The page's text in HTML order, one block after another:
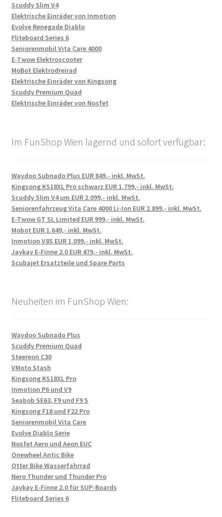
Scuddy Slim V4
Elektrische Einräder von Inmotion
Evolve Renegade Diablo
Fliteboard Series 6
Seniorenmobil Vita Care 4000
E-Twow Elektroscooter
MoBot Elektrodreirad
Elektrische Einräder von Kingsong
Scuddy Premium Quad
Elektrische Einräder von Nosfet
Im FunShop Wien lagernd und sofort verfügbar:
Waydoo Subnado Plus EUR 849,- inkl. MwSt.
Kingsong KS18XL Pro schwarz EUR 1.799,- inkl. MwSt.
Scuddy Slim V4 um EUR 2.099,- inkl. MwSt.
Seniorenfahrzeug Vita Care 4000 Li-Ion EUR 2.899,- inkl. MwSt.
E-Twow GT SL Limited EUR 999,- inkl. MwSt.
Mobot EUR 1.649,- inkl. MwSt.
Inmotion V8S EUR 1.099,- inkl. MwSt.
Jaykay E-Finne 2.0 EUR 479,- inkl. MwSt.
Scubajet Ersatzteile und Spare Parts
Neuheiten im FunShop Wien:
Waydoo Subnado Plus
Scuddy Premium Quad
Steereon C30
VMoto Stash
Kingsong KS18XL Pro
Inmotion P6 und V9
Seabob SE63, F9 und F9 S
Kingsong F18 und F22 Pro
Seniorenmobil Vita Care
Evolve Diablo Serie
Nosfet Aero und Aeon EUC
Onewheel Antic Bike
Otter Bike Wasserfahrrad
Nero Thunder und Thunder Pro
Jaykay E-Finne 2.0 für SUP-Boards
Fliteboard Series 6